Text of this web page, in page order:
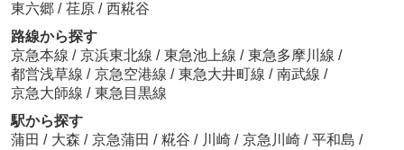
東六郷 / 荏原 / 西糀谷
路線から探す
京急本線 / 京浜東北線 / 東急池上線 / 東急多摩川線 /
都営浅草線 / 京急空港線 / 東急大井町線 / 南武線 /
京急大師線 / 東急目黒線
駅から探す
蒲田 / 大森 / 京急蒲田 / 糀谷 / 川崎 / 京急川崎 / 平和島 /